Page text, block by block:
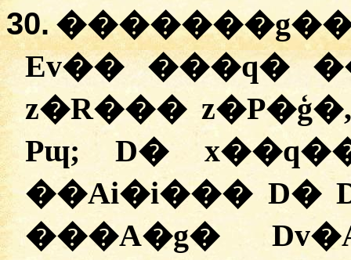
30.
Ev�� ���q�
z�R���
Pɰ; D�
��Ai�i��� D�
���A�g�